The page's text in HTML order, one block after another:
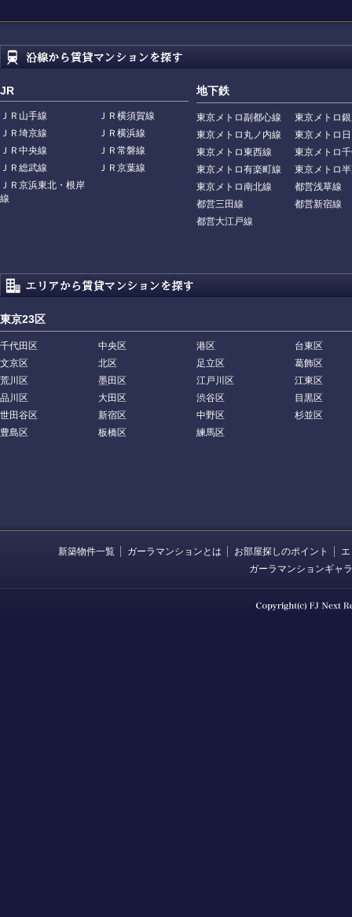
JR
ＪＲ山手線
ＪＲ横須賀線
ＪＲ埼京線
ＪＲ横浜線
ＪＲ中央線
ＪＲ常磐線
ＪＲ総武線
ＪＲ京葉線
ＪＲ京浜東北・根岸
線
地下鉄
東京メトロ副都心線
東京メトロ
東京メトロ丸ノ内線
東京メトロ
東京メトロ東西線
東京メトロ
東京メトロ有楽町線
東京メトロ
東京メトロ南北線
都営浅草線
都営三田線
都営新宿線
都営大江戸線
東京23区
千代田区 中央区 港区
台東区
文京区
北区 足立区
葛飾区
荒川区
墨田区 江戸川区
江東区
品川区
大田区 渋谷区
目黒区
世田谷区
新宿区 中野区
杉並区
豊島区
板橋区 練馬区
新築物件一覧 ガーラマンションとは お部屋探しのポイント
ガーラマンションギャ